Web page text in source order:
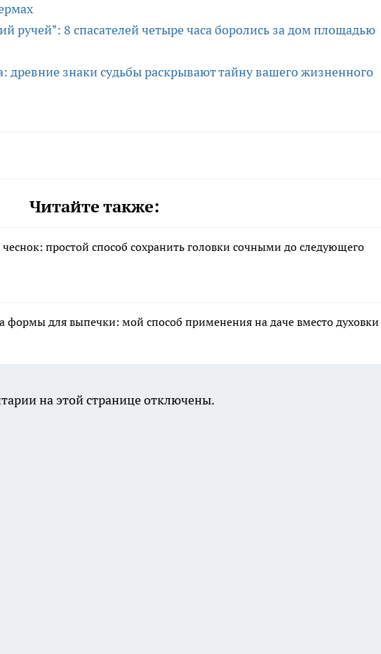
ручей": 8 спасателей четыре часа боролись за дом площадью
древние знаки судьбы раскрывают тайну вашего жизненного
Читайте также:
простой способ сохранить головки сочными до следующего
формы для выпечки: мой способ применения на даче вместо духовки
на этой странице отключены.